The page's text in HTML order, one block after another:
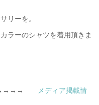
リーを。
ラーのシャツを着用頂きま
^^ →→→→ メディア掲載情